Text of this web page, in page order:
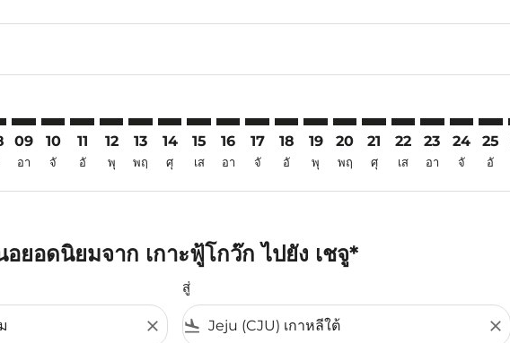
09
อา
10
จั
11
อั
12
พุ
13
พฤ
14
ศุ
15
เส
16
อา
17
จั
18
อั
19
พุ
20
พฤ
21
ศุ
22
เส
23
อา
24
จั
25
อั
อยอดนิยมจาก เกาะฟู้โกว๊ก ไปยัง เชจู*
close
สู่
flight_land close